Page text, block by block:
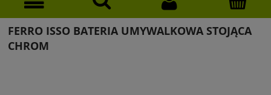
FERRO ISSO BATERIA UMYWALKOWA STOJĄCA
CHROM